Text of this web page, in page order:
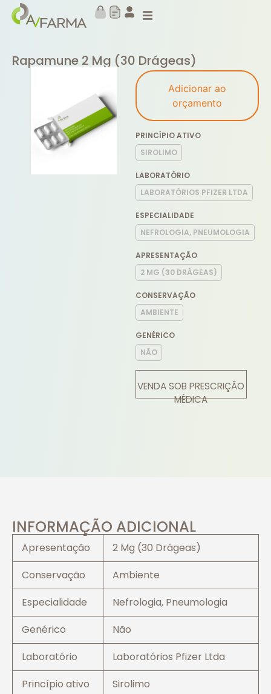
Rapamune 2 Mg (30 Drágeas)
Adicionar ao
orçamento
PRINCÍPIO ATIVO
SIROLIMO
LABORATÓRIO
LABORATÓRIOS PFIZER LTDA
ESPECIALIDADE
NEFROLOGIA, PNEUMOLOGIA
APRESENTAÇÃO
2 MG (30 DRÁGEAS)
CONSERVAÇÃO
AMBIENTE
GENÉRICO
NÃO
VENDA SOB PRESCRIÇÃO
MÉDICA
INFORMAÇÃO ADICIONAL
Apresentação
2 Mg (30 Drágeas)
Conservação
Ambiente
Especialidade
Nefrologia, Pneumologia
Genérico
Não
Laboratório
Laboratórios Pfizer Ltda
Princípio ativo
Sirolimo